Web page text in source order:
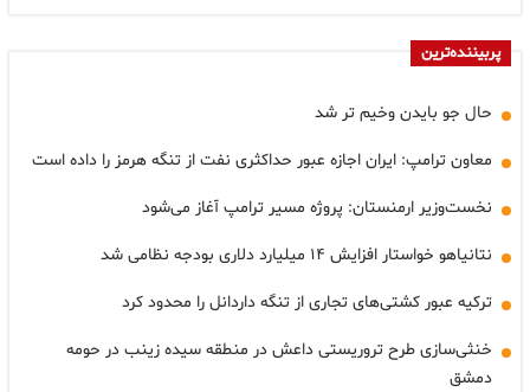
پربیننده‌ترین
حال جو بایدن وخیم تر شد
معاون ترامپ: ایران اجازه عبور حداکثری نفت از تنگه هرمز را داده است
نخست‌وزیر ارمنستان: پروژه مسیر ترامپ آغاز می‌شود
نتانیاهو خواستار افزایش ۱۴ میلیارد دلاری بودجه نظامی شد
ترکیه عبور کشتی‌های تجاری از تنگه داردانل را محدود کرد
خنثی‌سازی طرح تروریستی داعش در منطقه سیده زینب در حومه
دمشق